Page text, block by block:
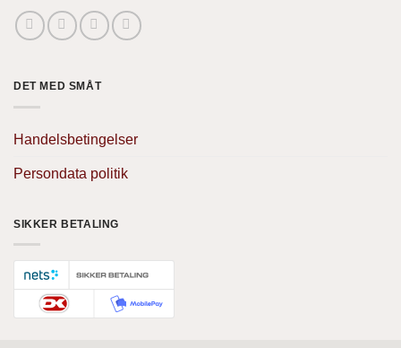
DET MED SMÅT
Handelsbetingelser
Persondata politik
SIKKER BETALING